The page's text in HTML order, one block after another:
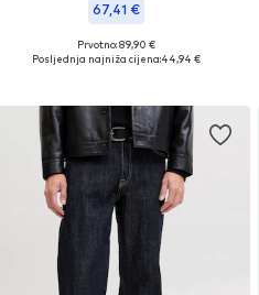
67,41 €
Dostupno u više veličina
Prvotno: 89,90 €
Posljednja najniža cijena:44,94 €